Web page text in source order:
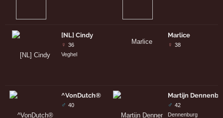
[NL] Cindy
♀ 36
Veghel
^VonDutch®
♂ 40
Marlice
♀ 38
Martijn
♂ 42
Dennenburg